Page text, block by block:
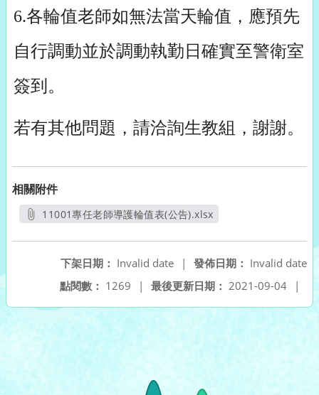
6.各輪值老師如無法當天輪值，應預先
自行調動並於調動執勤日確實至警衛室
簽到。
若有其他問題，請洽詢生教組，謝謝。
相關附件
11001專任老師導護輪值表(公告).xlsx
發佈日期： Invalid date
下架日期： Invalid date
|
最後更新日期： 2021-09-04 |
點閱數： 1269 |